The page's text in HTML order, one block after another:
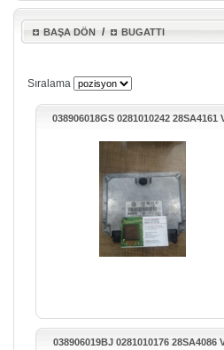
BAŞA DÖN / BUGATTI
Sıralama
038906018GS 0281010242 28SA4161
038906019BJ 0281010176 28SA4086